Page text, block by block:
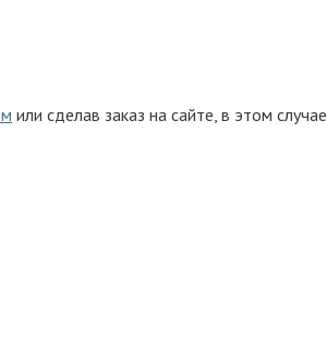
или сделав заказ на сайте, в этом случае